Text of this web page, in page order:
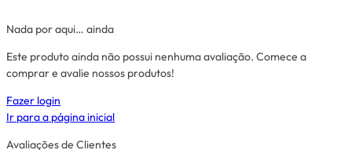
Nada por aqui… ainda
Este produto ainda não possui nenhuma avaliação. Comece a
comprar e avalie nossos produtos!
Fazer login
Ir para a página inicial
Avaliações de Clientes